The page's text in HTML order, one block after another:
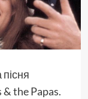
& the Papas.